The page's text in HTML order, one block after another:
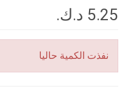
نفذت الكمية حاليا